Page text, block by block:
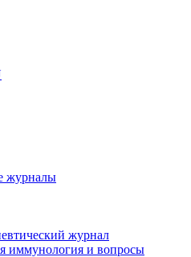
журналы
журнал
иммунология и вопросы